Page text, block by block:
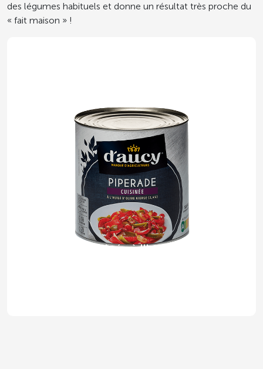
des légumes habituels et donne un résultat très proche du
« fait maison » !
Piperade cuisinée à l'huile d'olive